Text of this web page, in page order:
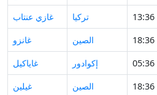
غازي عنتاب
تركيا
13:36
غانزو
الصين
18:36
غاياكيل
إكوادور
05:36
غيلين
الصين
18:36